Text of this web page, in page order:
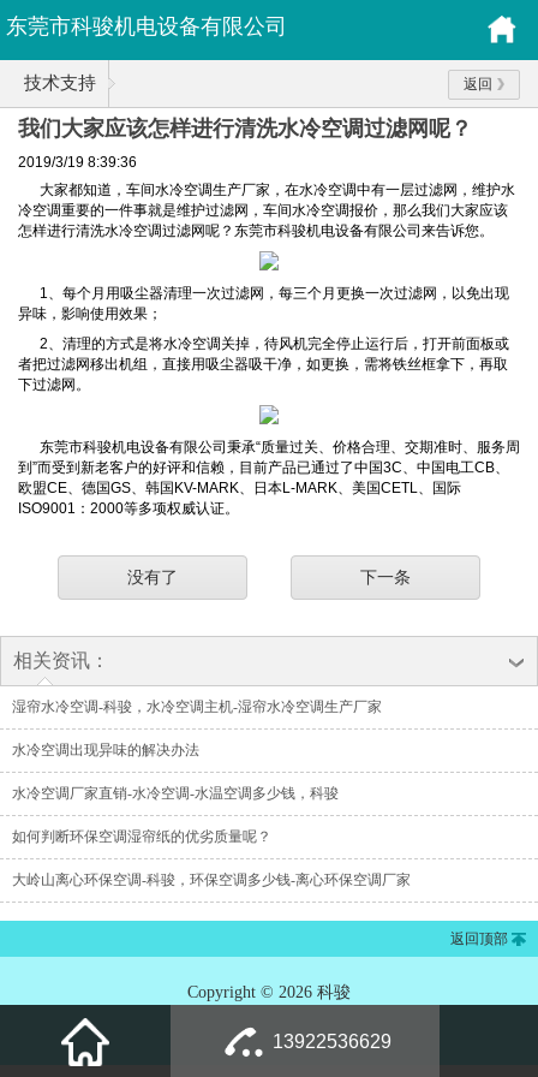
东莞市科骏机电设备有限公司
技术支持 返回
我们大家应该怎样进行清洗水冷空调过滤网呢？
2019/3/19 8:39:36
大家都知道，车间水冷空调生产厂家，在水冷空调中有一层过滤网，维护水
冷空调重要的一件事就是维护过滤网，车间水冷空调报价，那么我们大家应该
怎样进行清洗水冷空调过滤网呢？东莞市科骏机电设备有限公司来告诉您。
1、每个月用吸尘器清理一次过滤网，每三个月更换一次过滤网，以免出现
异味，影响使用效果；
2、清理的方式是将水冷空调关掉，待风机完全停止运行后，打开前面板或
者把过滤网移出机组，直接用吸尘器吸干净，如更换，需将铁丝框拿下，再取
下过滤网。
东莞市科骏机电设备有限公司秉承“质量过关、价格合理、交期准时、服务周
到”而受到新老客户的好评和信赖，目前产品已通过了中国3C、中国电工CB、
欧盟CE、德国GS、韩国KV-MARK、日本L-MARK、美国CETL、国际
ISO9001：2000等多项权威认证。
没有了 下一条
相关资讯：
湿帘水冷空调-科骏，水冷空调主机-湿帘水冷空调生产厂家
水冷空调出现异味的解决办法
水冷空调厂家直销-水冷空调-水温空调多少钱，科骏
如何判断环保空调湿帘纸的优劣质量呢？
大岭山离心环保空调-科骏，环保空调多少钱-离心环保空调厂家
返回顶部
Copyright © 2026 科骏
13922536629